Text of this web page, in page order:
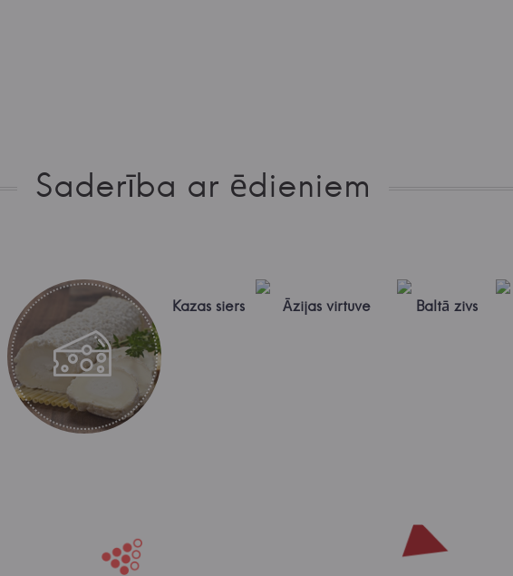
Saderība ar ēdieniem
Kazas siers Āzijas virtuve Baltā zivs